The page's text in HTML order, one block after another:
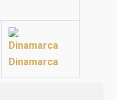
Dinamarca